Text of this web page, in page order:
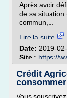
Après avoir
de sa situation
commun,...
Lire la suite
Date: 2019-
Site : https://
Crédit
Vous